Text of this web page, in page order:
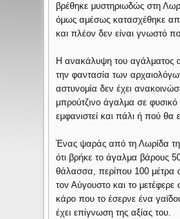
βρέθηκε μυστηριωδώς στη
όμως αμέσως κατασχέθηκε
και πλέον δεν είναι γνωστό
Η ανακάλυψη του αγάλματος
την φαντασία των
αστυνομία δεν έχει
μπρούτζινο άγαλμα σε φυσικό
εμφανιστεί και πάλι ή πού θα
Ένας ψαράς από τη Λωρίδα
ότι βρήκε το άγαλμα βάρους
θάλασσα, περίπου 100 μέτρα
τον Αύγουστο και το μετέφερε
κάρο που το έσερνε ένα
έχει επίγνωση της αξίας του.